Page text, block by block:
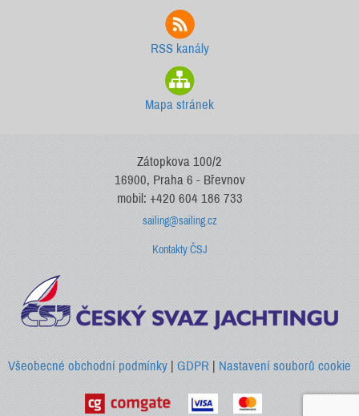
RSS kanály
Mapa stránek
Zátopkova 100/2
16900, Praha 6 - Břevnov
mobil: +420 604 186 733
sailing@sailing.cz
Kontakty ČSJ
Všeobecné obchodní podmínky| GDPR |Nastavení souborů cookie